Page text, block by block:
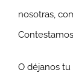
nosotras,
O déjanos